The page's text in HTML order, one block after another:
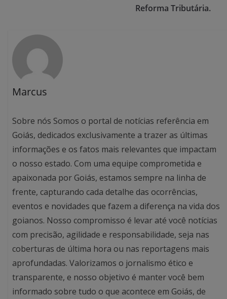
Reforma Tributária.
Marcus
Sobre nós Somos o portal de notícias referência em
Goiás, dedicados exclusivamente a trazer as últimas
informações e os fatos mais relevantes que impactam
o nosso estado. Com uma equipe comprometida e
apaixonada por Goiás, estamos sempre na linha de
frente, capturando cada detalhe das ocorrências,
eventos e novidades que fazem a diferença na vida dos
goianos. Nosso compromisso é levar até você notícias
com precisão, agilidade e responsabilidade, seja nas
coberturas de última hora ou nas reportagens mais
aprofundadas. Valorizamos o jornalismo ético e
transparente, e nosso objetivo é manter você bem
informado sobre tudo o que acontece em Goiás, de